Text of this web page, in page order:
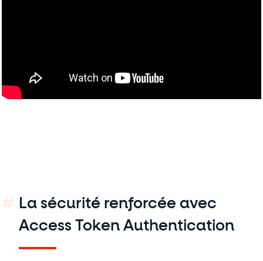
La sécurité renforcée avec
Access Token Authentication